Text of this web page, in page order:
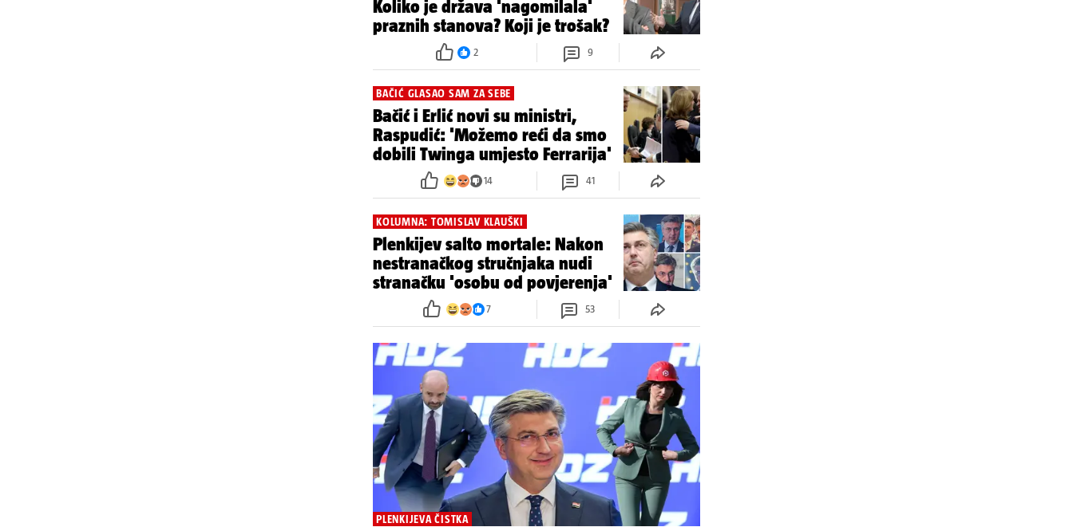
Koliko je država 'nagomilala'
praznih stanova? Koji je trošak?
2 9
BAČIĆ GLASAO SAM ZA SEBE
Bačić i Erlić novi su ministri,
Raspudić: 'Možemo reći da smo
dobili Twinga umjesto Ferrarija'
14 41
KOLUMNA: TOMISLAV KLAUŠKI
Plenkijev salto mortale: Nakon
nestranačkog stručnjaka nudi
stranačku 'osobu od povjerenja'
7 53
PLENKIJEVA ČISTKA